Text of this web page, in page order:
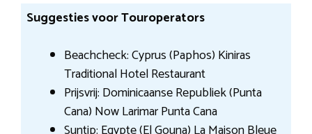
Suggesties voor Touroperators
Beachcheck: Cyprus (Paphos) Kiniras
Traditional Hotel Restaurant
Prijsvrij: Dominicaanse Republiek (Punta
Cana) Now Larimar Punta Cana